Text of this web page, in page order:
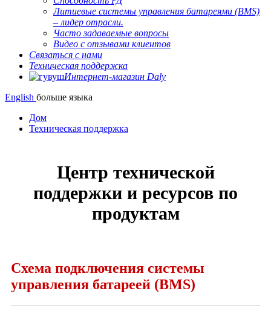
Литиевые системы управления батареями (BMS)
– лидер отрасли.
Часто задаваемые вопросы
Видео с отзывами клиентов
Связаться с нами
Техническая поддержка
Интернет-магазин Daly
English больше языка
Дом
Техническая поддержка
Центр технической
поддержки и ресурсов по
продуктам
Схема подключения системы
управления батареей (BMS)